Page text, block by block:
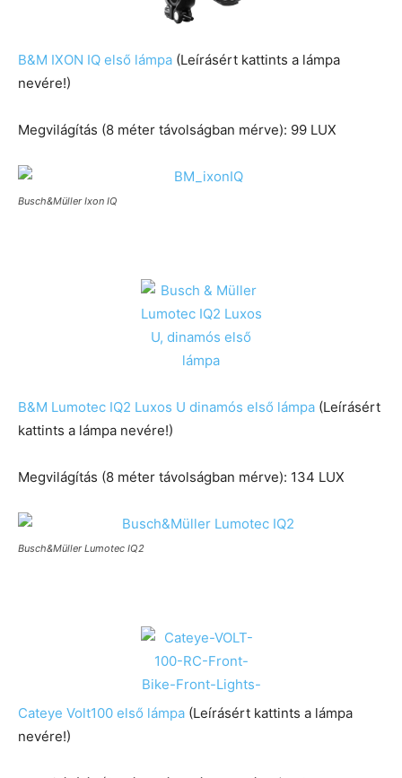
B&M IXON IQ első lámpa (Leírásért kattints a lámpa
nevére!)
Megvilágítás (8 méter távolságban mérve): 99 LUX
Busch&Müller Ixon IQ
B&M Lumotec IQ2 Luxos U dinamós első lámpa (Leírásért
kattints a lámpa nevére!)
Megvilágítás (8 méter távolságban mérve): 134 LUX
Busch&Müller Lumotec IQ2
Cateye Volt100 első lámpa (Leírásért kattints a lámpa
nevére!)